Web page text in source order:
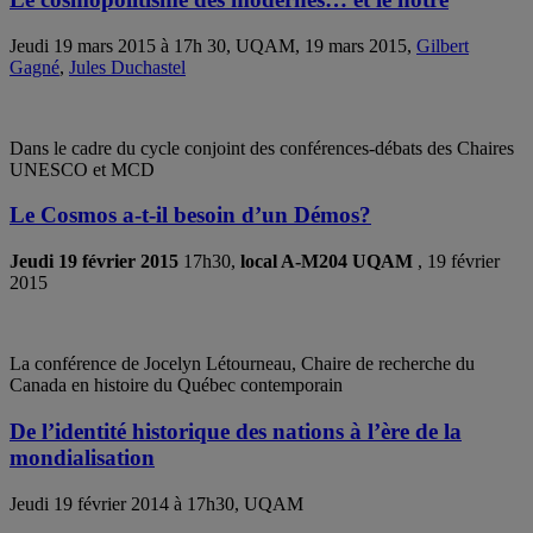
Jeudi 19 mars 2015 à 17h 30, UQAM, 19 mars 2015, Gilbert
Gagné, Jules Duchastel
Dans le cadre du cycle conjoint des conférences-débats des Chaires
UNESCO et MCD
Le Cosmos a-t-il besoin d’un Démos?
Jeudi 19 février 2015 17h30, local A-M204 UQAM , 19 février
2015
La conférence de Jocelyn Létourneau, Chaire de recherche du
Canada en histoire du Québec contemporain
De l’identité historique des nations à l’ère de la
mondialisation
Jeudi 19 février 2014 à 17h30, UQAM